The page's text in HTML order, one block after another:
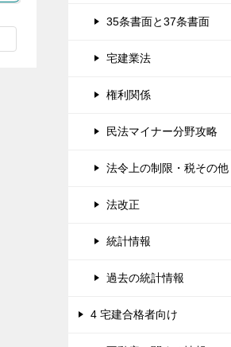
35条書面と37条書面
宅建業法
権利関係
民法マイナー分野攻略
法令上の制限・税その他
法改正
統計情報
過去の統計情報
4 宅建合格者向け